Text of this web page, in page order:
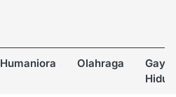
Humaniora Olahraga
Gaya
Hidup